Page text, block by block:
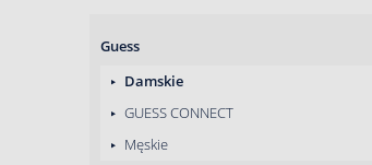
Guess
Damskie
GUESS CONNECT
Męskie